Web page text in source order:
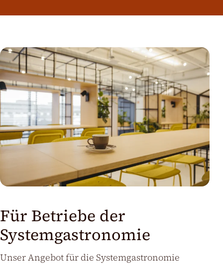
Für Betriebe der
Systemgastronomie
Unser Angebot für die Systemgastronomie